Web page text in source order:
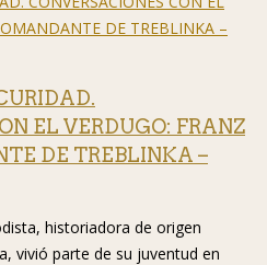
EL VERDUGO: FRANZ
DE TREBLINKA –
historiadora de origen
vivió parte de su juventud en